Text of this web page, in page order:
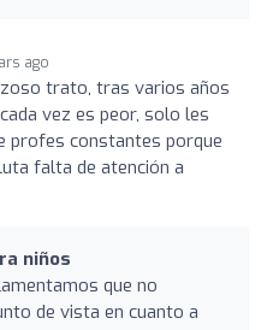
ago
trato, tras varios años
vez es peor, solo les
profes constantes porque
falta de atención a
niños
que no
de vista en cuanto a